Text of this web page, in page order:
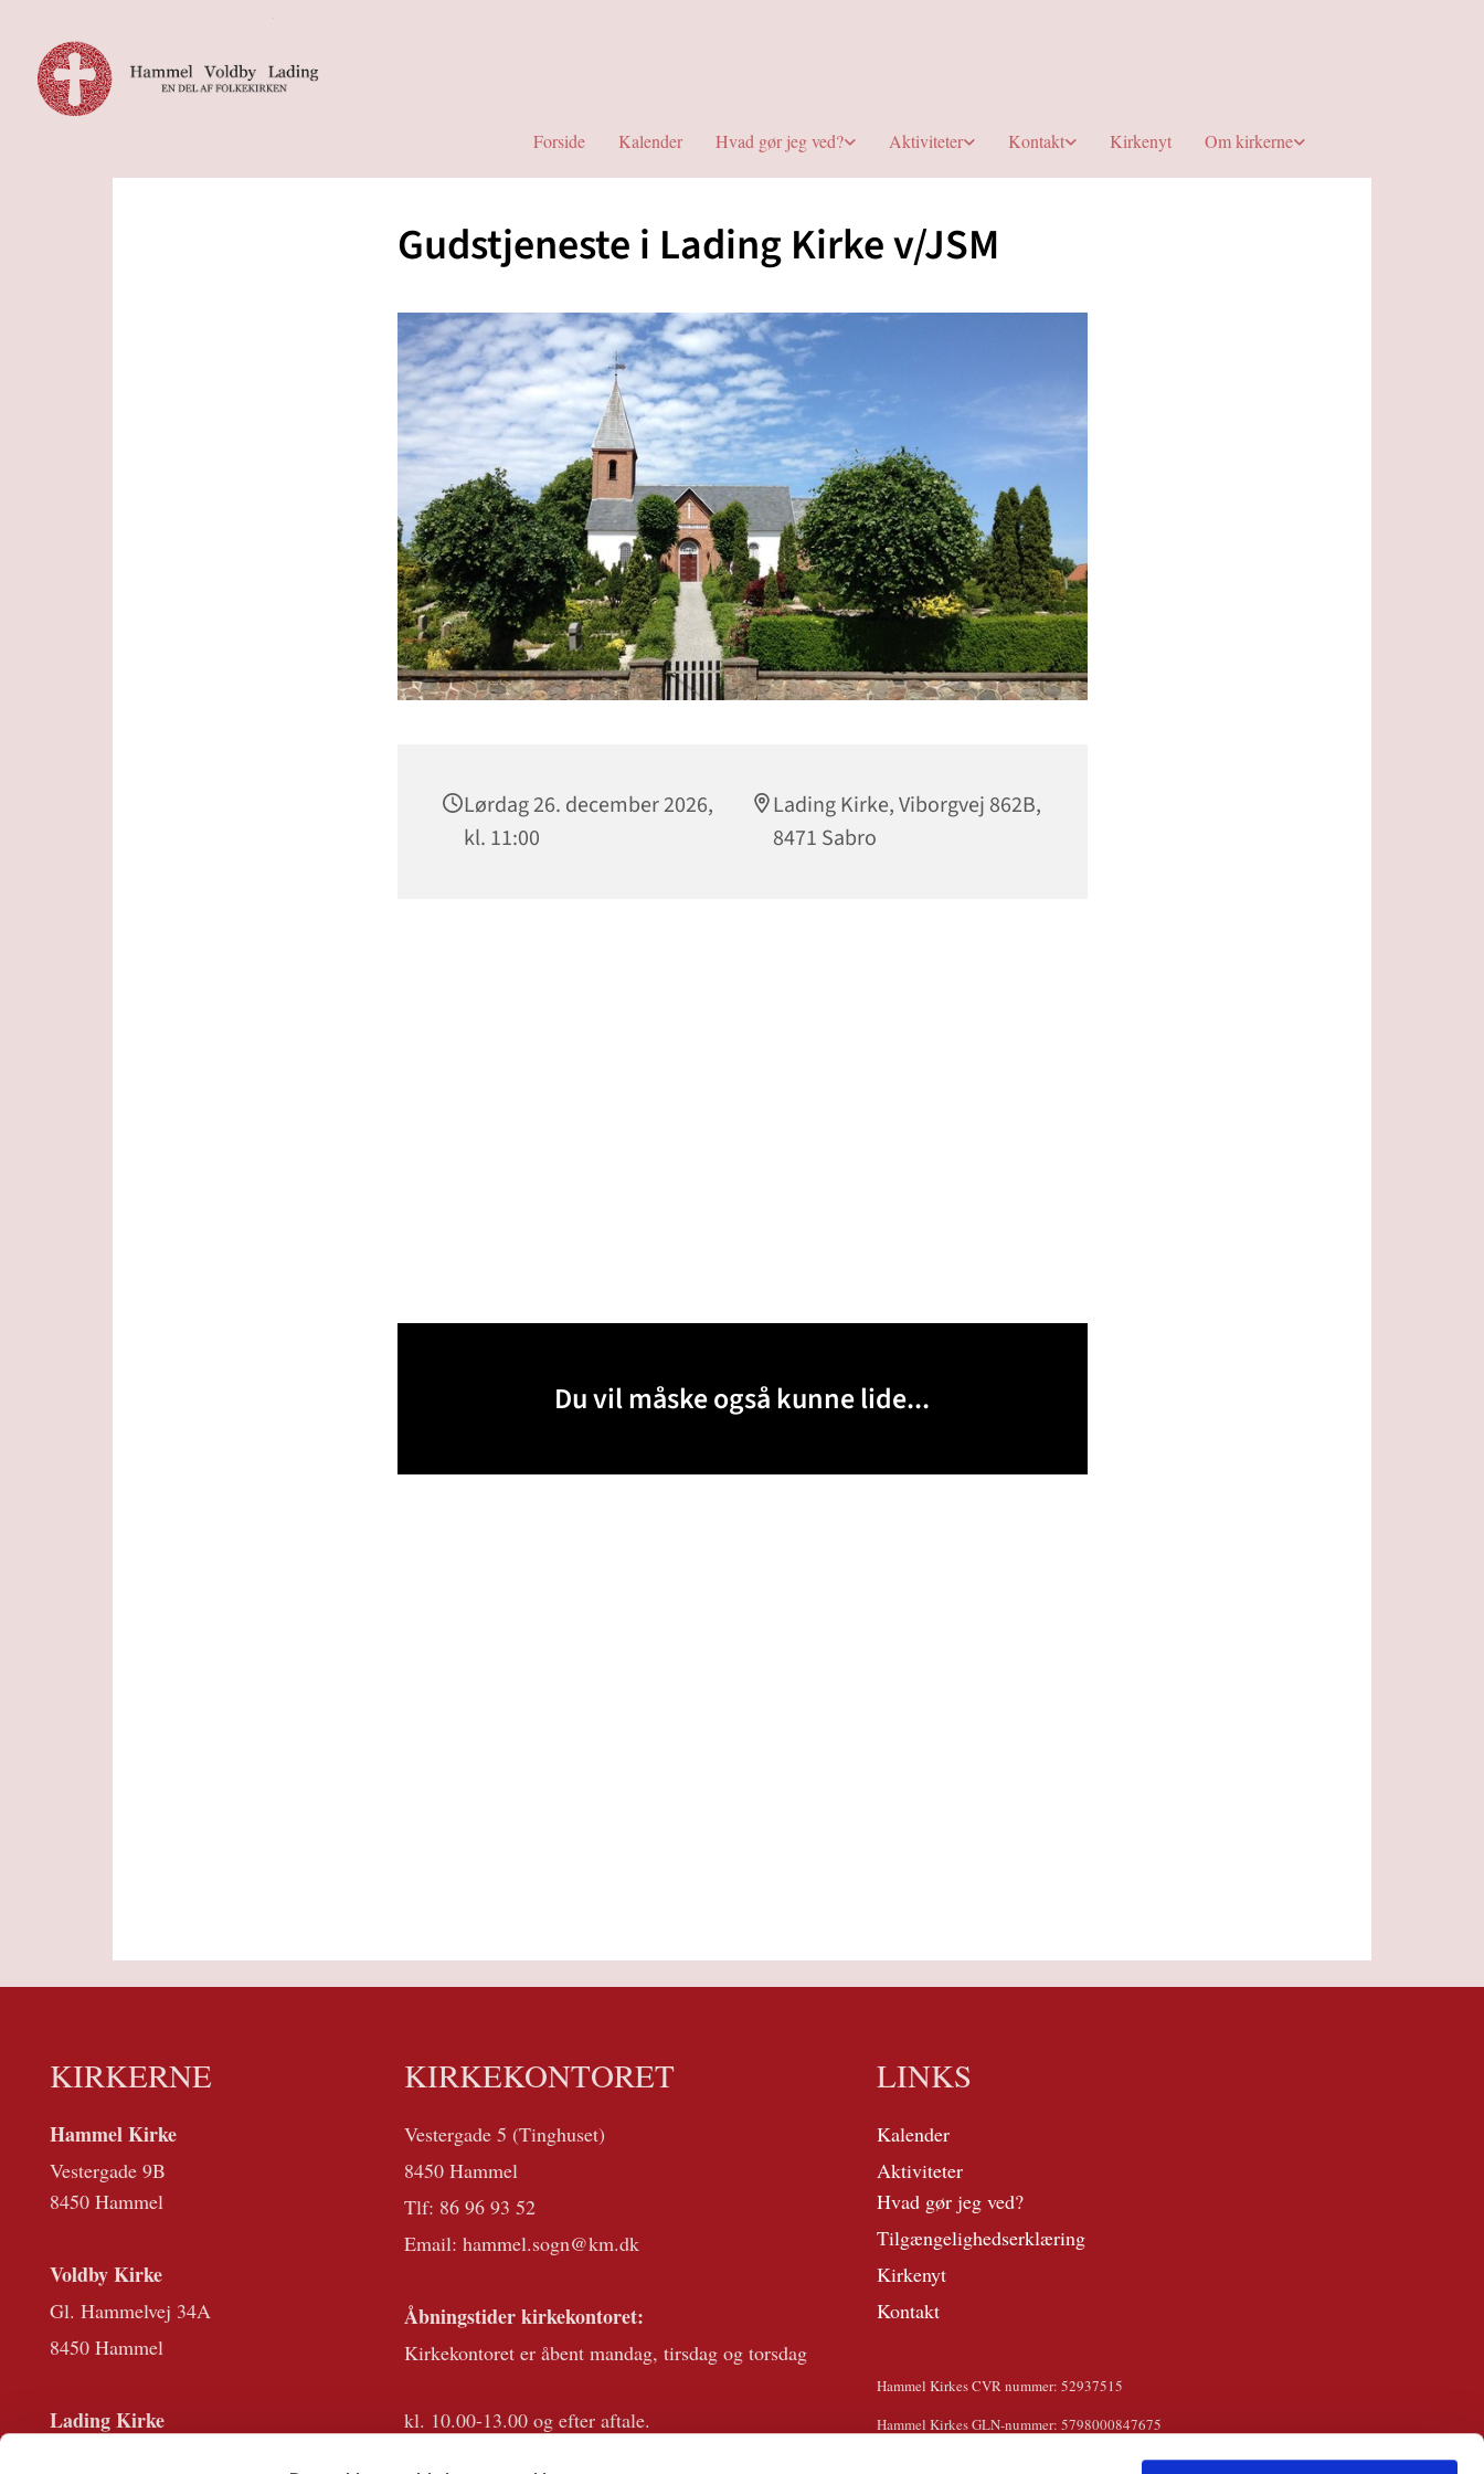
Forside Kalender Hvad gør jeg ved? Aktiviteter Kontakt Kirkenyt Om kirkerne
Gudstjeneste i Lading Kirke v/JSM
Lørdag 26. december 2026,
kl. 11:00
Lading Kirke, Viborgvej 862B,
8471 Sabro
Du vil måske også kunne lide...
KIRKERNE
Hammel Kirke
Vestergade 9B
8450 Hammel
Voldby Kirke
Gl. Hammelvej 34A
8450 Hammel
Lading Kirke
KIRKEKONTORET
Vestergade 5 (Tinghuset)
8450 Hammel
Tlf: 86 96 93 52
Email: hammel.sogn@km.dk
Åbningstider kirkekontoret:
Kirkekontoret er åbent mandag, tirsdag og torsdag
kl. 10.00-13.00 og efter aftale.
LINKS
Kalender
Aktiviteter
Hvad gør jeg ved?
Tilgængelighedserklæring
Kirkenyt
Kontakt
Hammel Kirkes CVR nummer: 52937515
Hammel Kirkes GLN-nummer: 5798000847675